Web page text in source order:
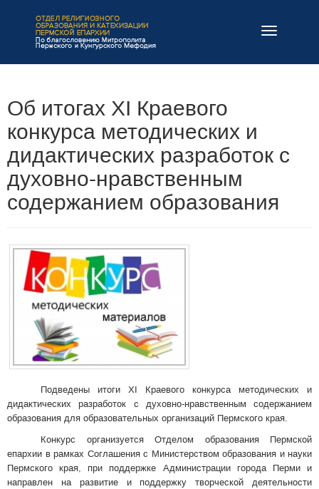
Навигация
Об итогах XI Краевого
конкурса методических и
дидактических разработок с
духовно-нравственным
содержанием образования
Подведены итоги XI Краевого конкурса методических и
дидактических разработок с духовно-нравственным содержанием
образования для образовательных организаций Пермского края.
Конкурс организуется Отделом образования Пермской
епархии в рамках Соглашения с Министерством образования и науки
Пермского края, при поддержке Администрации города Перми и
направлен на развитие и поддержку творческой деятельности